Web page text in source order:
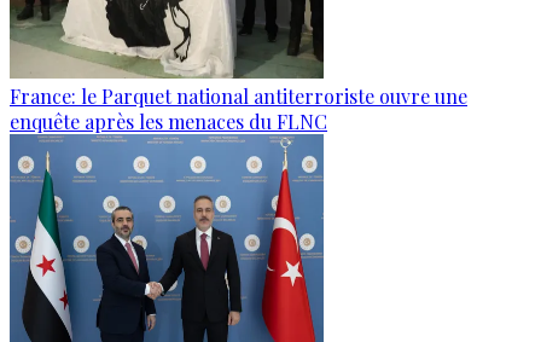
France: le Parquet national antiterroriste ouvre une
enquête après les menaces du FLNC